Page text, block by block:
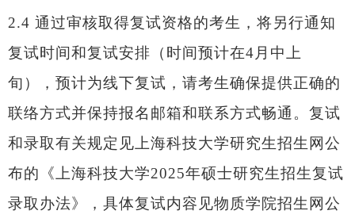
2.4 通过审核取得复试资格的考生，将另行通知
复试时间和复试安排（时间预计在4月中上
旬），预计为线下复试，请考生确保提供正确的
联络方式并保持报名邮箱和联系方式畅通。复试
和录取有关规定见上海科技大学研究生招生网公
布的《上海科技大学2025年硕士研究生招生复试
录取办法》，具体复试内容见物质学院招生网公